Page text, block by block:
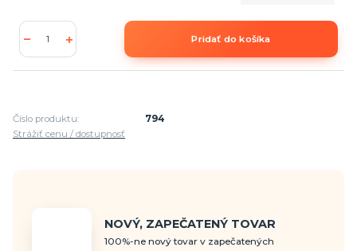
Pridať do košíka
Číslo produktu:
794
Strážiť cenu / dostupnosť
NOVÝ, ZAPEČATENÝ TOVAR
100%-ne nový tovar v zapečatených